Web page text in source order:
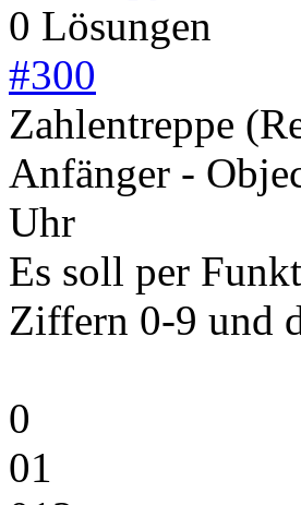
0 Lösungen
#300
Zahlentreppe
Anfänger -
Uhr
Es soll per
Ziffern 0-9 und
0
01